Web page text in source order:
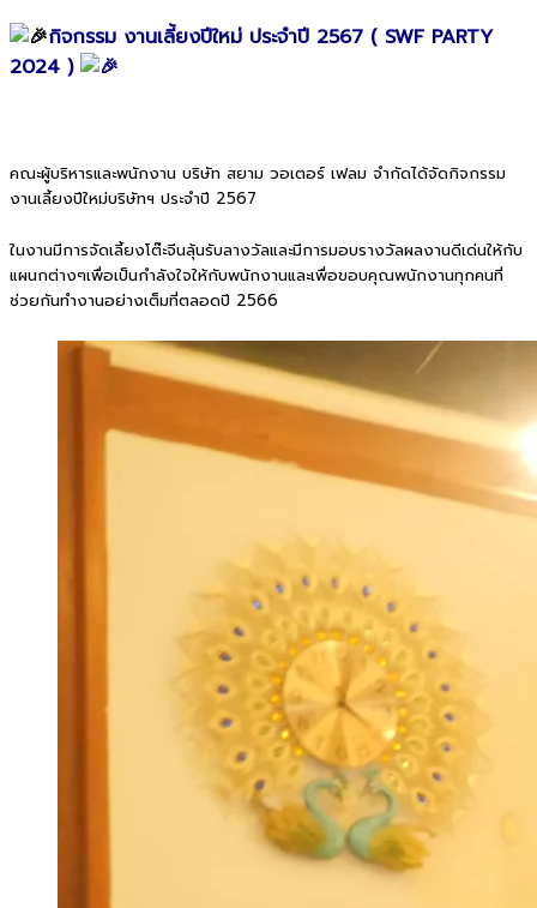
กิจกรรม งานเลี้ยงปีใหม่ ประจำปี 2567 ( SWF PARTY
2024 )
คณะผู้บริหารและพนักงาน บริษัท สยาม วอเตอร์ เฟลม จำกัดได้จัดกิจกรรม
งานเลี้ยงปีใหม่บริษัทฯ ประจำปี 2567
ในงานมีการจัดเลี้ยงโต๊ะจีนลุ้นรับลางวัลและมีการมอบรางวัลผลงานดีเด่นให้กับ
แผนกต่างๆเพื่อเป็นกำลังใจให้กับพนักงานและเพื่อขอบคุณพนักงานทุกคนที่
ช่วยกันทำงานอย่างเต็มที่ตลอดปี 2566